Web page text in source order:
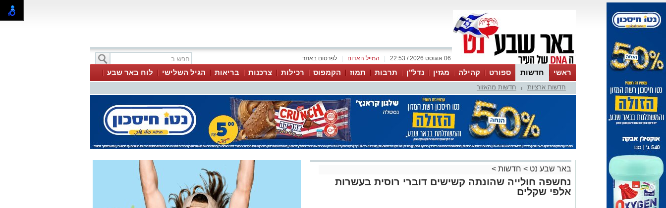
לפרסום באתר המייל האדום 06 אוגוסט 2026 / 22:53
ראשי חדשות ספורט קהילה מגזין נדל"ן תרבות תמוז הקמפוס רכילות צרכנות בריאות הגיל השלישי
לוח באר שבע
עסקים
טיפים והמלצותחדשות ארציות חדשות מהאזור
באר שבע נט > חדשות >
נחשפה חולייה שהונתה קשישים דוברי רוסית בעשרות
אלפי שקלים